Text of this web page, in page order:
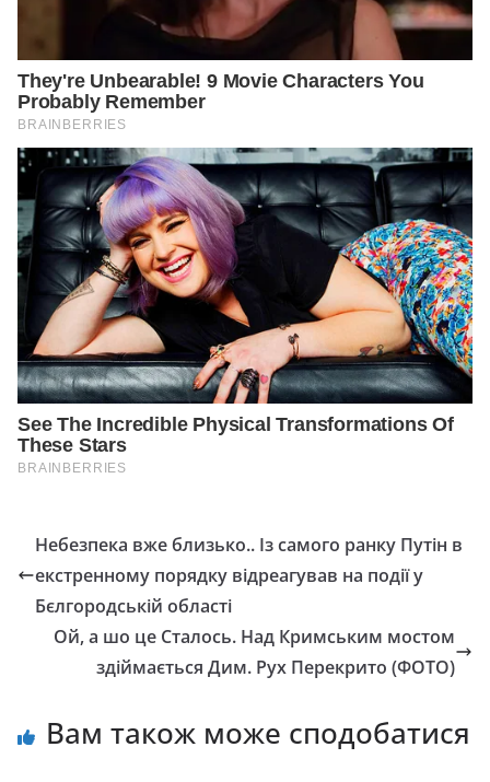
Небезпека вже близько.. Із самого ранку Путін в
екстренному порядку відреагував на події у
Бєлгородській області
Ой, а шо це Сталось. Над Кримським мостом
здіймається Дим. Рух Перекрито (ФОТО)
Вам також може сподобатися